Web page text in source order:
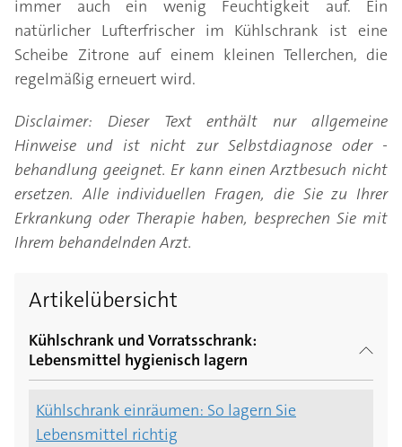
immer auch ein wenig Feuchtigkeit auf. Ein
natürlicher Lufterfrischer im Kühlschrank ist eine
Scheibe Zitrone auf einem kleinen Tellerchen, die
regelmäßig erneuert wird.
Disclaimer: Dieser Text enthält nur allgemeine
Hinweise und ist nicht zur Selbstdiagnose oder -
behandlung geeignet. Er kann einen Arztbesuch nicht
ersetzen. Alle individuellen Fragen, die Sie zu Ihrer
Erkrankung oder Therapie haben, besprechen Sie mit
Ihrem behandelnden Arzt.
Artikelübersicht
Kühlschrank und Vorratsschrank:
Lebensmittel hygienisch lagern
Kühlschrank einräumen: So lagern Sie
Lebensmittel richtig